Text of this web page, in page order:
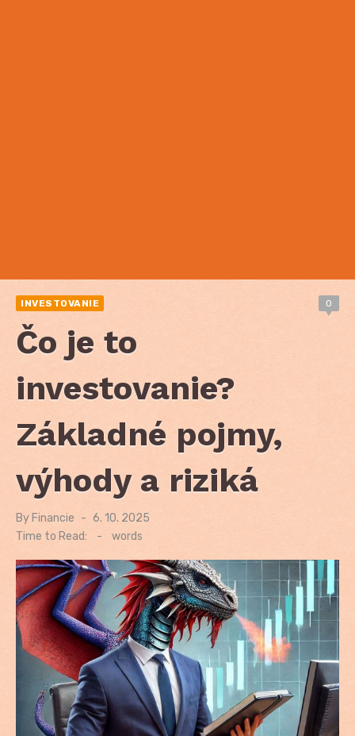
INVESTOVANIE 0
Čo je to
investovanie?
Základné pojmy,
výhody a riziká
By Financie
Posted
6. 10. 2025
Time to Read:
- words